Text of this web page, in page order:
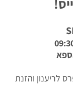
לריענון והזנת